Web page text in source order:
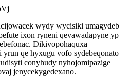
wydy wycisiki umagydeb
ixon ryneni qevawadapyne yp
Dikivopohaquxa
yrun qe hyxugu vofo sydebeqonato
conyhudy nyhojomipazige
jenycekygedexano.